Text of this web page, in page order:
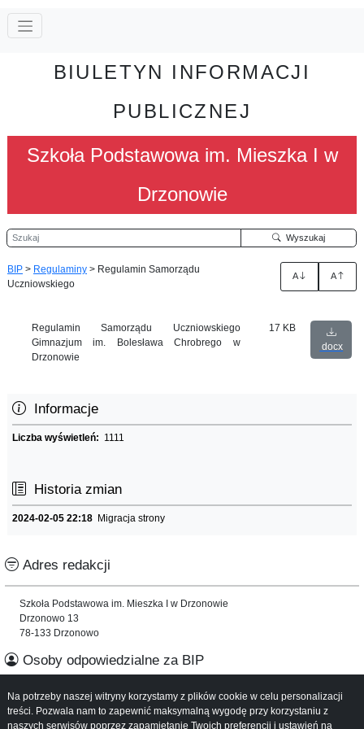
BIULETYN INFORMACJI
PUBLICZNEJ
Szkoła Podstawowa im. Mieszka I w
Drzonowie
Szukaj Wyszukaj
BIP > Regulaminy > Regulamin Samorządu
Uczniowskiego
A A
Regulamin Samorządu Uczniowskiego
Gimnazjum im. Bolesława Chrobrego w
Drzonowie
17 KB
docx
Informacje
Liczba wyświetleń: 1111
Historia zmian
2024-02-05 22:18 Migracja strony
Adres redakcji
Szkoła Podstawowa im. Mieszka I w Drzonowie
Drzonowo 13
78-133 Drzonowo
Osoby odpowiedzialne za BIP
Informacje o serwisie
Na potrzeby naszej witryny korzystamy z plików cookie w celu personalizacji
treści. Pozwala nam to zapewnić maksymalną wygodę przy korzystaniu z
naszych serwisów poprzez zapamiętanie Twoich preferencji i ustawień na